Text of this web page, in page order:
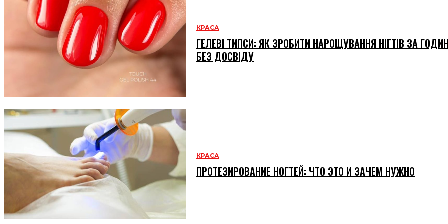
КРАСА
ГЕЛЕВІ ТИПСИ: ЯК ЗРОБИТИ НАРОЩУВАННЯ НІГТІВ ЗА
БЕЗ ДОСВІДУ
КРАСА
ПРОТЕЗИРОВАНИЕ НОГТЕЙ: ЧТО ЭТО И ЗАЧЕМ НУЖНО